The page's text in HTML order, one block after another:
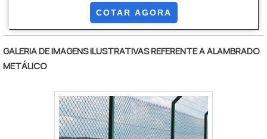
competente do ramo.UM POUCO MAIS SOBRE A
TELA DE ARAME GALVANIZADOQuem pesquisa na
empresa comprometida com os serviços, descobre
a Tecnyl Telas. Com grande know-how focado em
(metálicas e plásticas), a companhia oferece
sempre a melhor opção para o cliente final.Ainda
tratando-se de tela de arame galvanizado, na
COTAR AGORA
GALERIA DE IMAGENS ILUSTRATIVAS REFERENTE A ALAMBRADO
METÁLICO